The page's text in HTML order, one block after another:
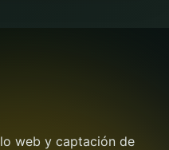
web y captación de